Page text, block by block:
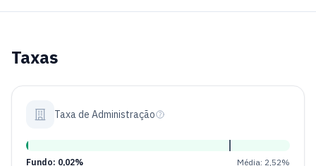
Taxas
Taxa de Administração
Fundo: 0,02%
Média: 2,52%